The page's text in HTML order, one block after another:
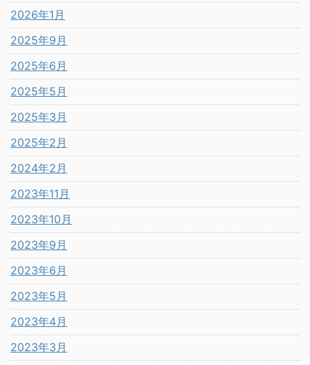
2026年1月
2025年9月
2025年6月
2025年5月
2025年3月
2025年2月
2024年2月
2023年11月
2023年10月
2023年9月
2023年6月
2023年5月
2023年4月
2023年3月